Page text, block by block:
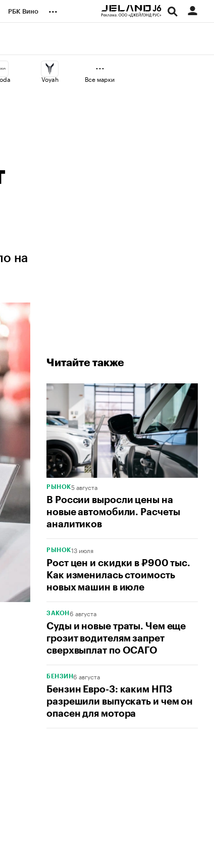
РБК Вино ...
Voyah Все марки
Читайте также
РЫНОК5 августа
В России выросли цены на
новые автомобили. Расчеты
аналитиков
РЫНОК13 июля
Рост цен и скидки в ₽900 тыс.
Как изменилась стоимость
новых машин в июле
ЗАКОН 6 августа
Суды и новые траты. Чем еще
грозит водителям запрет
сверхвыплат по ОСАГО
БЕНЗИН6 августа
Бензин Евро-3: каким НПЗ
разрешили выпускать и чем он
опасен для мотора
на